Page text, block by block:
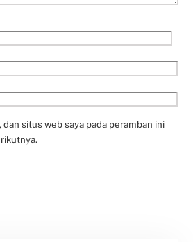
dan situs web saya pada peramban ini